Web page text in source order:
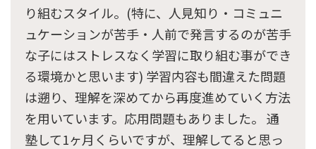
り組むスタイル。(特に、人見知り・コミュニ
ュケーションが苦手・人前で発言するのが苦手
な子にはストレスなく学習に取り組む事ができ
る環境かと思います) 学習内容も間違えた問題
は遡り、理解を深めてから再度進めていく方法
を用いています。応用問題もありました。 通
塾して1ヶ月くらいですが、理解してると思っ